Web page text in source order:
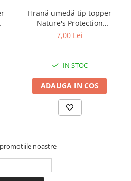
Hrană umedă tip topper
Nature's Protection
Superior Care cu Ton și
eliminarea petelor din jurul
7,00 Lei
IN STOC
ADAUGA IN COS
noastre